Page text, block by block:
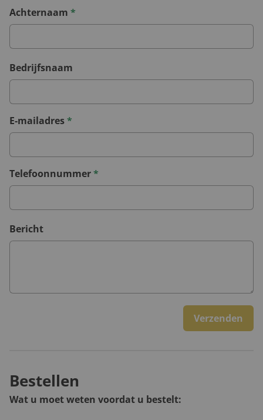
Achternaam *
Bedrijfsnaam
E-mailadres*
Telefoonnummer*
Bericht
Verzenden
Bestellen
Wat u moet weten voordat u bestelt: